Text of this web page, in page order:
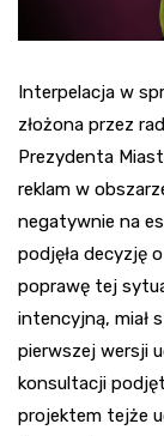
Interpelacja w
złożona przez
Prezydenta
reklam w
negatywnie na
podjęła decyzję
poprawę tej
intencyjną, miał
pierwszej wersji
konsultacji
projektem tejże